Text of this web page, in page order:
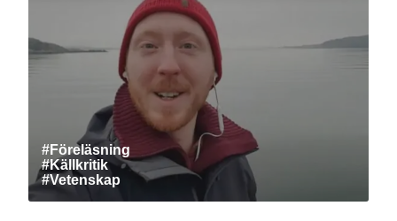
#Föreläsning
#Källkritik
#Vetenskap